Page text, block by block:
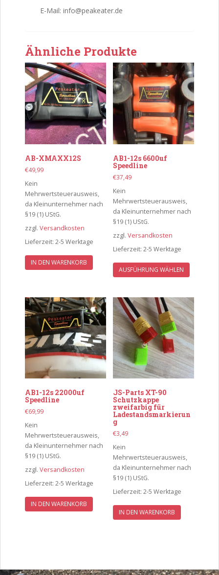
E-Mail: info@peakeater.de
Ähnliche Produkte
AB-XMAXX12S
€49,99
Kein
Mehrwertsteuerausweis,
da Kleinunternehmer nach
§19 (1) UStG.
zzgl. Versandkosten
Lieferzeit: 2-5 Werktage
IN DEN WARENKORB
AB1-12s 6600uf
Speedline
€37,49
Kein
Mehrwertsteuerausweis,
da Kleinunternehmer nach
§19 (1) UStG.
zzgl. Versandkosten
Lieferzeit: 2-5 Werktage
AUSFÜHRUNG WÄHLEN
Dieses
mehrere
Varianten
auf.
Die
Optionen
können
auf
der
AB1-12s 22000uf
Speedline
€69,99
Kein
Mehrwertsteuerausweis,
da Kleinunternehmer nach
§19 (1) UStG.
zzgl. Versandkosten
Lieferzeit: 2-5 Werktage
IN DEN WARENKORB
JS-Parts XT-90
Schutzkappe
zweifarbig für
Ladestandsmarkierun
g
€3,49
Kein
Mehrwertsteuerausweis,
da Kleinunternehmer nach
§19 (1) UStG.
Lieferzeit: 2-5 Werktage
IN DEN WARENKORB